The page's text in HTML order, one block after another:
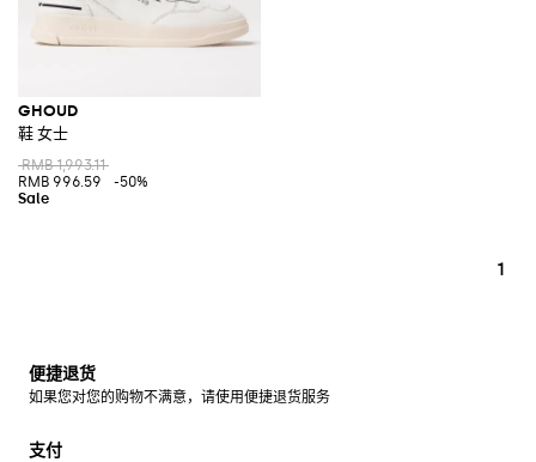
GHOUD
鞋 女士
RMB 1,993.11
RMB 996.59
-50%
1
便捷退货
如果您对您的购物不满意，请使用便捷退货服务
支付